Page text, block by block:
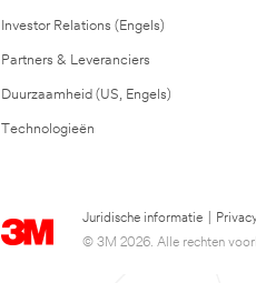
Investor Relations (Engels)
Partners & Leveranciers
Duurzaamheid (US, Engels)
Technologieën
Juridische informatie
© 3M 2026. Alle rechten